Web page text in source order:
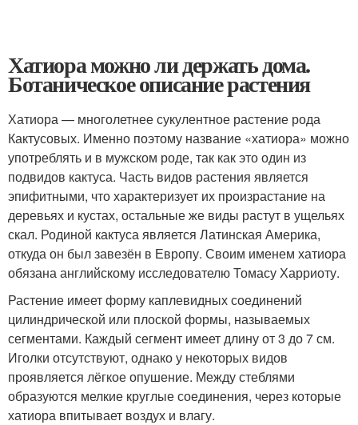
Хатиора можно ли держать дома.
Ботаническое описание растения
Хатиора — многолетнее сукулентное растение рода
Кактусовых. Именно поэтому название «хатиора» можно
употреблять и в мужском роде, так как это один из
подвидов кактуса. Часть видов растения является
эпифитными, что характеризует их произрастание на
деревьях и кустах, остальные же виды растут в ущельях
скал. Родиной кактуса является Латинская Америка,
откуда он был завезён в Европу. Своим именем хатиора
обязана английскому исследователю Томасу Харриоту.
Растение имеет форму каплевидных соединений
цилиндрической или плоской формы, называемых
сегментами. Каждый сегмент имеет длину от 3 до 7 см.
Иголки отсутствуют, однако у некоторых видов
проявляется лёгкое опушение. Между стеблями
образуются мелкие круглые соединения, через которые
хатиора впитывает воздух и влагу.